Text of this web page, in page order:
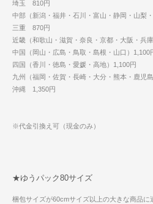
埼玉 810円
中部（新潟・福井・石川・富山・静岡・山梨
三重 870円
近畿（和歌山・滋賀・奈良・京都・大阪・兵
中国（岡山・広島・鳥取・島根・山口）1,100
四国（香川・徳島・愛媛・高地）1,100円
九州（福岡・佐賀・長崎・大分・熊本・鹿児
沖縄 1,350円
※代金引換え可（現金のみ）
★ゆうパック80サイズ
梱包サイズが60cmサイズ以上の大きな商品に